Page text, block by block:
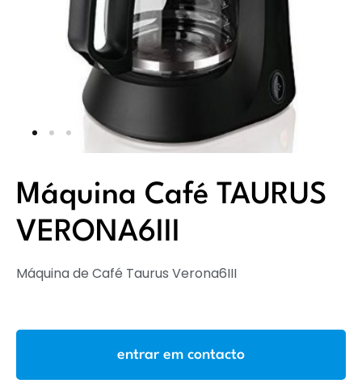
Máquina Café TAURUS
VERONA6III
Máquina de Café Taurus Verona6III
entrar em contacto